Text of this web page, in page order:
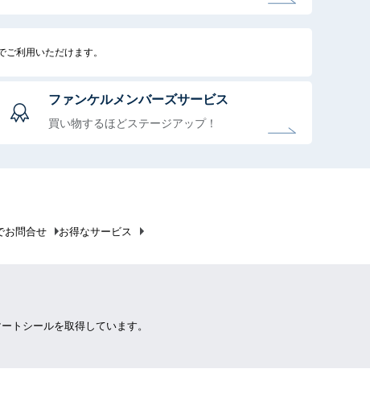
利用いただけます。
ファンケルメンバーズサービス
買い物するほどステージアップ！
お問合せ お得なサービス
トシールを取得しています。